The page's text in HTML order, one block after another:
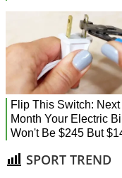
SPORT TREND